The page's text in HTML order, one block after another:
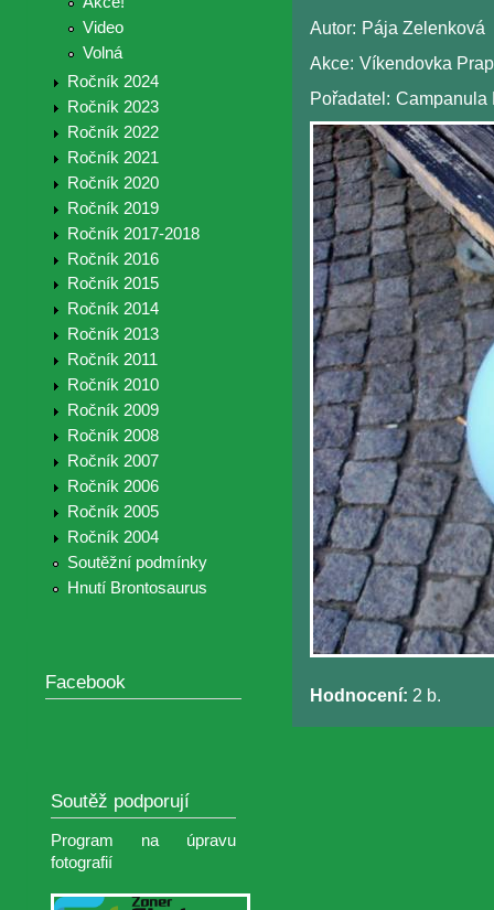
Video
Volná
Ročník 2024
Ročník 2023
Ročník 2022
Ročník 2021
Ročník 2020
Ročník 2019
Ročník 2017-2018
Ročník 2016
Ročník 2015
Ročník 2014
Ročník 2013
Ročník 2011
Ročník 2010
Ročník 2009
Ročník 2008
Ročník 2007
Ročník 2006
Ročník 2005
Ročník 2004
Soutěžní podmínky
Hnutí Brontosaurus
Facebook
Soutěž podporují
Program na úpravu
fotografií
Autor: Pája Zelenková
Akce: Víkendovka
Pořadatel: Campanula
Hodnocení: 2 b.